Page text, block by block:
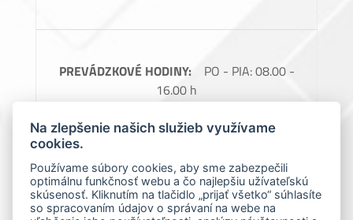
PREVÁDZKOVÉ HODINY:
PO - PIA: 08.00 -
16.00 h
FAKTURAČNÉ ÚDAJE:Perlon, spol. s.r.o.,
Barčianska 66, 040 17 Košice, IČO: 31728685,
IČ DPH: SK2020488976
Spoločnosť zapísaná v obchodnom registri
Okresného súdu Košice 1., Oddiel: Sro, vložka
Na zlepšenie našich služieb využívame
cookies.
Používame súbory cookies, aby sme zabezpečili
optimálnu funkčnosť webu a čo najlepšiu užívateľskú
skúsenosť. Kliknutím na tlačidlo „prijať všetko“ súhlasíte
so spracovaním údajov o správaní na webe na